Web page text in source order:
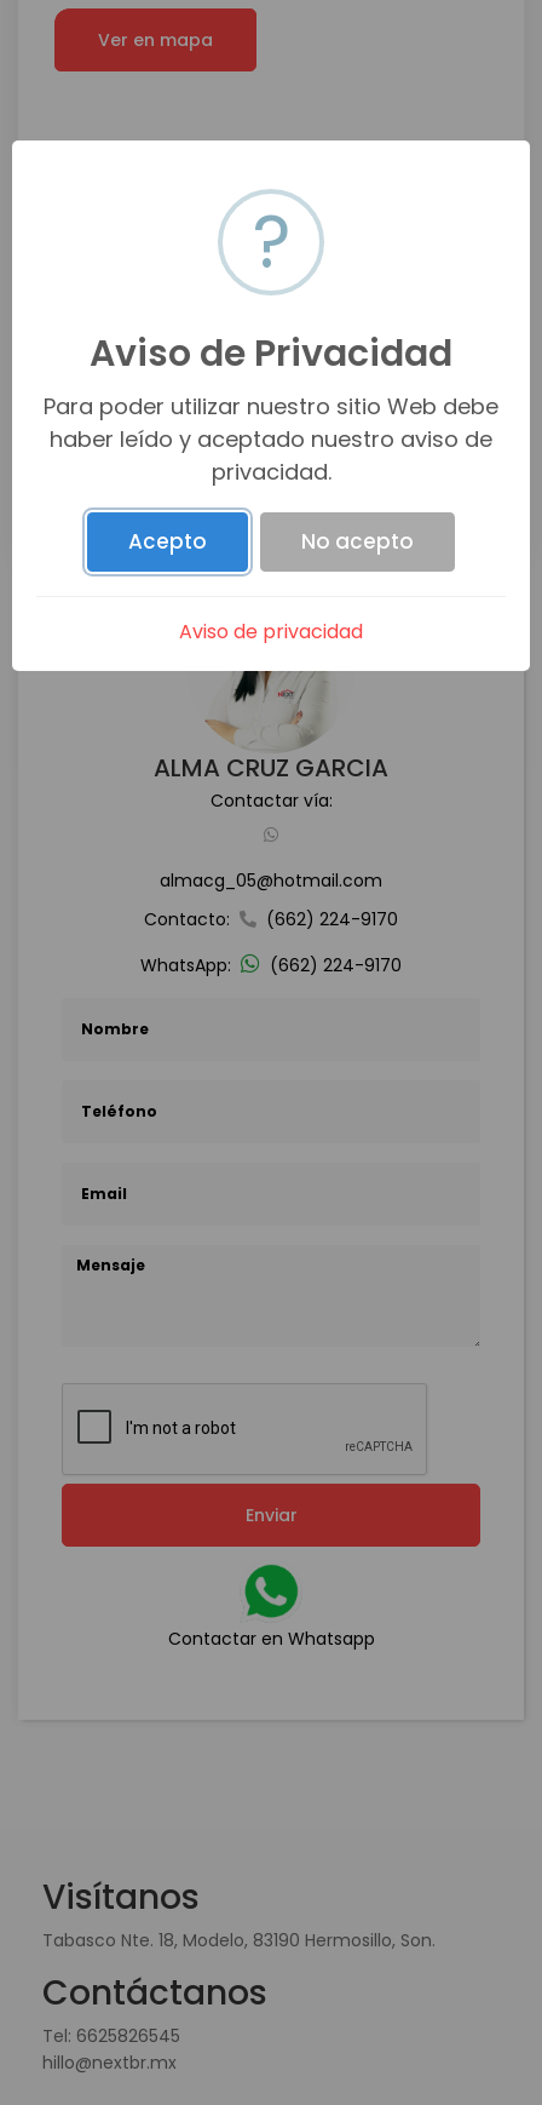
Ver en mapa
ALMA CRUZ GARCIA
Contactar vía:
almacg_05@hotmail.com
Contacto:
(662) 224-9170
WhatsApp:
(662) 224-9170
Enviar
Contactar en Whatsapp
Visítanos
Tabasco Nte. 18, Modelo, 83190 Hermosillo, Son.
Contáctanos
Tel: 6625826545
hillo@nextbr.mx
?
Aviso de Privacidad
Para poder utilizar nuestro sitio Web debe
haber leído y aceptado nuestro aviso de
privacidad.
Acepto No acepto
Aviso de privacidad